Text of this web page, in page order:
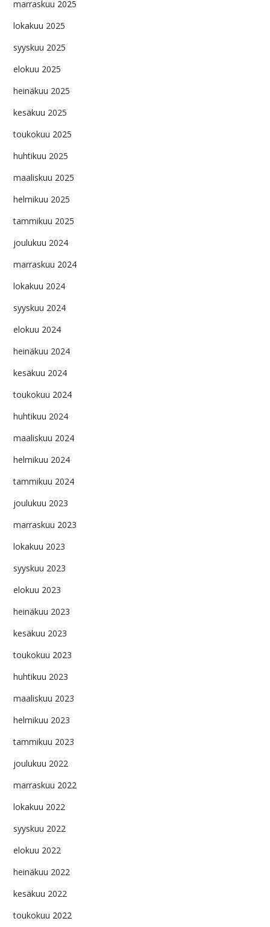
marraskuu 2025
lokakuu 2025
syyskuu 2025
elokuu 2025
heinäkuu 2025
kesäkuu 2025
toukokuu 2025
huhtikuu 2025
maaliskuu 2025
helmikuu 2025
tammikuu 2025
joulukuu 2024
marraskuu 2024
lokakuu 2024
syyskuu 2024
elokuu 2024
heinäkuu 2024
kesäkuu 2024
toukokuu 2024
huhtikuu 2024
maaliskuu 2024
helmikuu 2024
tammikuu 2024
joulukuu 2023
marraskuu 2023
lokakuu 2023
syyskuu 2023
elokuu 2023
heinäkuu 2023
kesäkuu 2023
toukokuu 2023
huhtikuu 2023
maaliskuu 2023
helmikuu 2023
tammikuu 2023
joulukuu 2022
marraskuu 2022
lokakuu 2022
syyskuu 2022
elokuu 2022
heinäkuu 2022
kesäkuu 2022
toukokuu 2022